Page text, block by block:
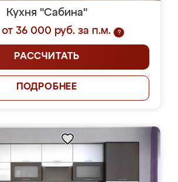
Кухня "Сабина"
36 000 руб. за п.м.
?
РАССЧИТАТЬ
ПОДРОБНЕЕ